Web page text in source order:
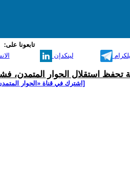
تابعونا على:
لينكدإن
تحفظ استقلال الحوار المتمدن،
[اشترك في قناة ‫«الحوار